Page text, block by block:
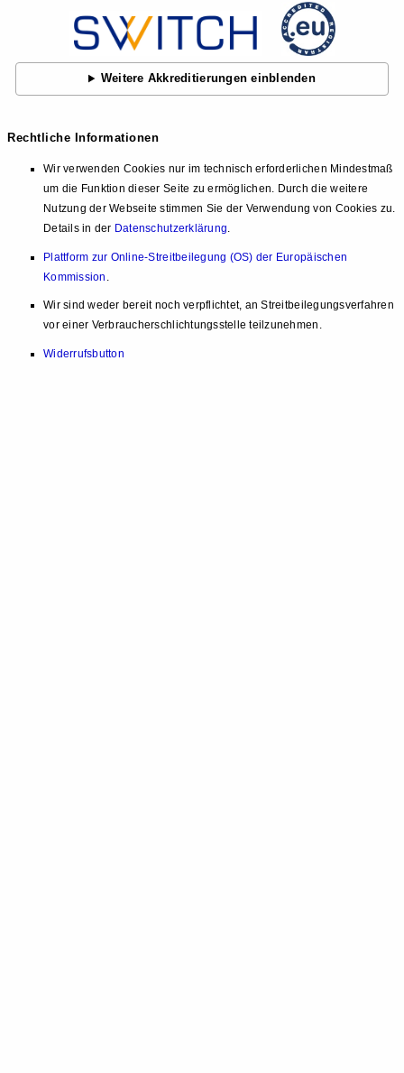
Weitere Akkreditierungen einblenden
Rechtliche Informationen
Wir verwenden Cookies nur im technisch erforderlichen Mindestmaß
um die Funktion dieser Seite zu ermöglichen. Durch die weitere
Nutzung der Webseite stimmen Sie der Verwendung von Cookies zu.
Details in der Datenschutzerklärung.
Plattform zur Online-Streitbeilegung (OS) der Europäischen
Kommission
Wir sind weder bereit noch verpflichtet, an Streitbeilegungsverfahren
vor einer Verbraucherschlichtungsstelle teilzunehmen.
Widerrufsbutton